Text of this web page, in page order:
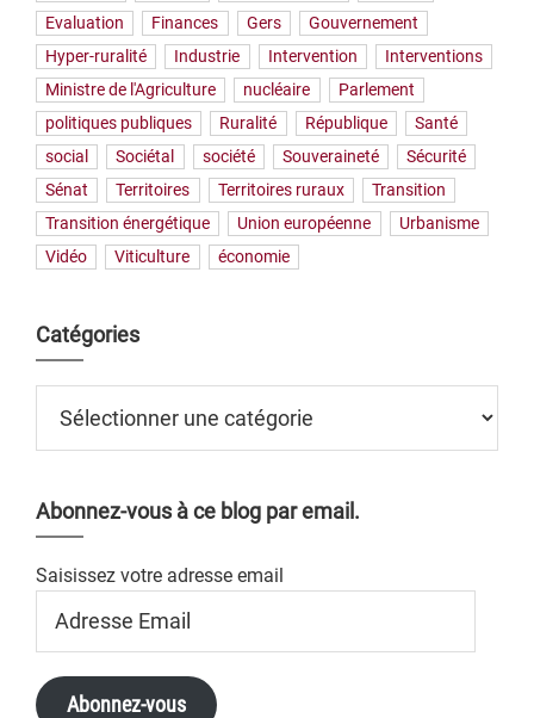
Evaluation
Finances Gers
Gouvernement
Hyper-ruralité
Industrie Intervention
Interventions
Ministre de l'Agriculture
nucléaire
Parlement
politiques publiques
Ruralité République
Santé
social
Sociétal société Souveraineté
Sécurité
Sénat
Territoires Territoires ruraux
Transition
Transition énergétique
Union européenne
Urbanisme
Vidéo
Viticulture économie
Catégories
Abonnez-vous à ce blog par email.
Saisissez votre adresse email
Email
Abonnez-vous